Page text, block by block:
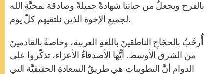
بالفرح ويجعلُ من حياتِنا شهادةً جميلةً وصادقة لمحبَّةِ الله
لجميعِ الإخوة الذين نلتقيهِم كلّ يوم.
أُرحِّبُ بالحجّاجِ الناطقينَ باللغةِ العربية، وخاصةً بالقادمينَ
من الشرق الأوسط. أيُّها الأصدقاءُ الأعزاء، تذكّروا على
الدوامِ أنَّ التطويباتِ هي طريقُ السعادةِ الحقيقيَّة التي